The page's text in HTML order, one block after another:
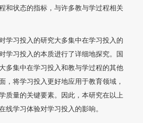
和状态的指标，与许多教与学过程相关
学习投入的研究大多集中在学习投入的
学习投入的本质进行了详细地探究。国
多集中在学习投入和教与学过程的其他
，将学习投入更好地应用于教育领域，
质量的关键要素。因此，本研究在以上
线学习体验对学习投入的影响。